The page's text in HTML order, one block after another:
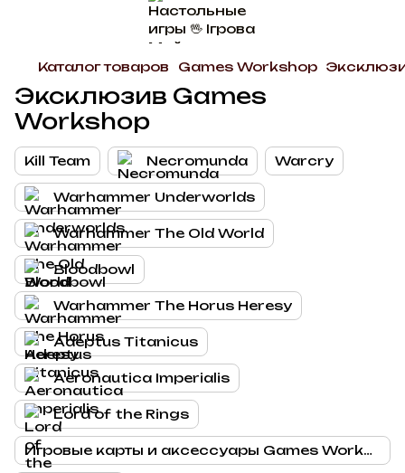
Каталог товаров Games Workshop
Эксклюзив Games
Workshop
Kill Team Necromunda Warcry
Warhammer Underworlds
Warhammer The Old World
Bloodbowl
Warhammer The Horus Heresy
Adeptus Titanicus
Aeronautica Imperialis
Lord of the Rings
Игровые карты и аксессуары Games Workshop (Warhammer)